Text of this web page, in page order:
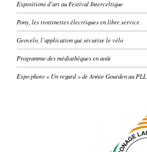
Expositions d’art au Festival Interceltique
Pony, les trottinettes électriques en libre service
Geovelo, l’application qui sécurise le vélo
Programme des médiathèques en août
Expo photo « Un regard » de Annie Gourden au PLL